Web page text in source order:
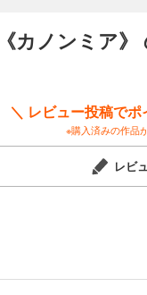
カノンミア
＼ レビュー投稿で
※購入済みの作品
レビ